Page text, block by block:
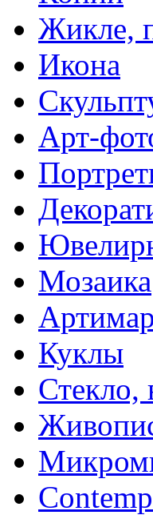
Жикле,
Икона
Арт-
Мозаика
Куклы
Стекло,